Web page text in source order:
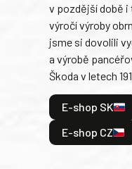
v pozdější době
výročí výroby
jsme si dovolili
a výrobě
Škoda v letech
E-shop SK
E-shop CZ